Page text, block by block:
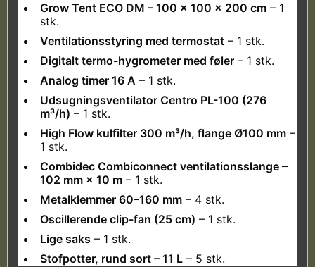
Grow Tent ECO DM – 100 × 100 × 200 cm – 1
stk.
Ventilationsstyring med termostat – 1 stk.
Digitalt termo-hygrometer med føler – 1 stk.
Analog timer 16 A – 1 stk.
Udsugningsventilator Centro PL-100 (276
m³/h) – 1 stk.
High Flow kulfilter 300 m³/h, flange Ø100 mm –
1 stk.
Combidec Combiconnect ventilationsslange –
102 mm × 10 m – 1 stk.
Metalklemmer 60–160 mm – 4 stk.
Oscillerende clip-fan (25 cm) – 1 stk.
Lige saks – 1 stk.
Stofpotter, rund sort – 11 L – 5 stk.